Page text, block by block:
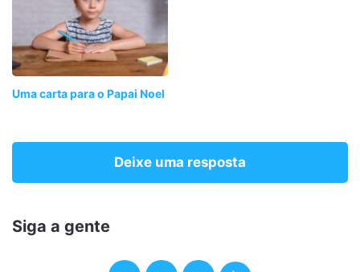
Uma carta para o Papai Noel
Deixe uma resposta
Siga a gente